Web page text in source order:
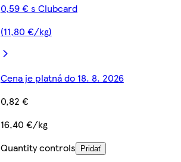
0,59 € s Clubcard
(11,80 €/kg)
Cena je platná do 18. 8. 2026
0,82 €
16,40 €/kg
Quantity controls
Pridať